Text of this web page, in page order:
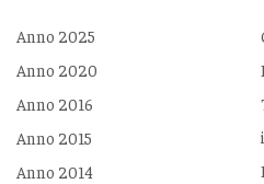
Anno 2025
Anno 2020
Anno 2016
Anno 2015
Anno 2014